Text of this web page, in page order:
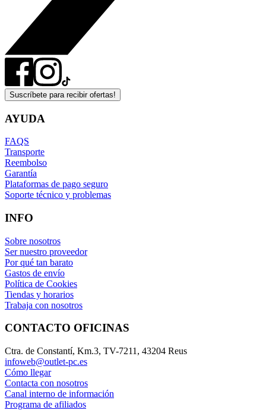
Suscríbete para recibir ofertas!
AYUDA
FAQS
Transporte
Reembolso
Garantía
Plataformas de pago seguro
Soporte técnico y problemas
INFO
Sobre nosotros
Ser nuestro proveedor
Por qué tan barato
Gastos de envío
Política de Cookies
Tiendas y horarios
Trabaja con nosotros
CONTACTO OFICINAS
Ctra. de Constantí, Km.3, TV-7211, 43204 Reus
infoweb@outlet-pc.es
Cómo llegar
Contacta con nosotros
Canal interno de información
Programa de afiliados